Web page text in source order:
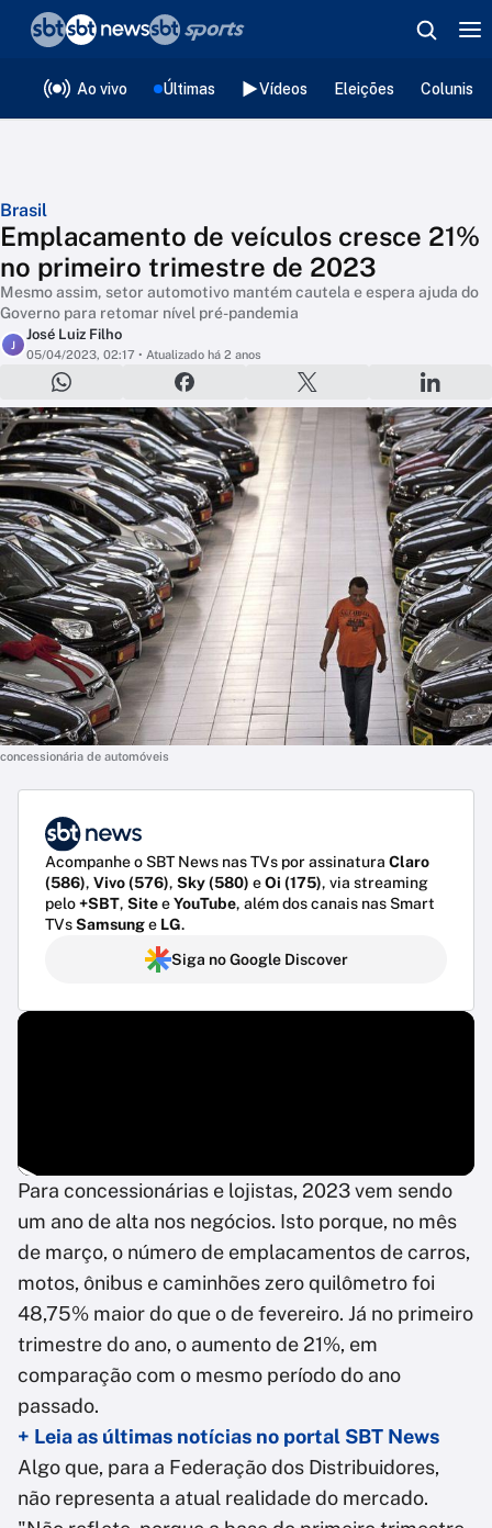
Ao vivo Últimas Vídeos Eleições
Brasil
Emplacamento de veículos cresce 21%
no primeiro trimestre de 2023
Mesmo assim, setor automotivo mantém cautela e espera ajuda do
Governo para retomar nível pré-pandemia
J
José Luiz Filho
05/04/2023, 02:17 • Atualizado há 2 anos
concessionária de automóveis
Acompanhe o SBT News nas TVs por assinatura Claro
(586), Vivo (576), Sky (580) eOi (175), via streaming
pelo+SBT, SiteeYouTube, além dos canais nas Smart
TVsSamsunge LG.
Siga no Google Discover
Para concessionárias e lojistas, 2023 vem sendo
um ano de alta nos negócios. Isto porque, no mês
de março, o número de emplacamentos de carros,
motos, ônibus e caminhões zero quilômetro foi
48,75% maior do que o de fevereiro. Já no primeiro
trimestre do ano, o aumento de 21%, em
comparação com o mesmo período do ano
passado.
+ Leia as últimas notícias no portal SBT News
Algo que, para a Federação dos Distribuidores,
não representa a atual realidade do mercado.
❮voltar
Editorias